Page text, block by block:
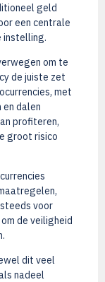
geld
een centrale
instelling.
om te
de juiste zet
met
en dalen
profiteren,
groot risico
voor
de veiligheid
dit veel
nadeel